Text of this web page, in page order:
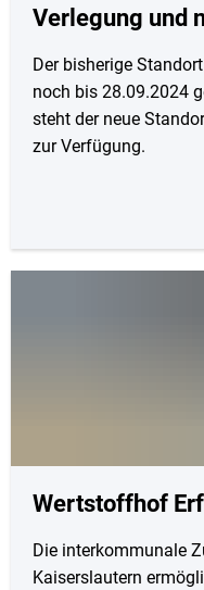
Verlegung und
Der bisherige
noch bis 28.09.2024
steht der neue
zur Verfügung.
Wertstoffhof
Die interkommunale
Kaiserslautern